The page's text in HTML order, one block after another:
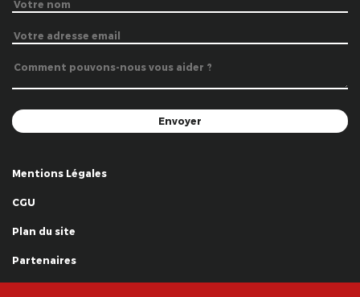
Mentions Légales
CGU
Plan du site
Partenaires